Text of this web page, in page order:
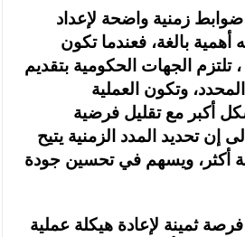
زمنية واضحة لإعداد
أهمية بالغة، فعندما تكون
، تلتزم الجهات الحكومية بتقديم
وتكون العملية
أكبر مع تقليل فرضية
إن تحديد المدد الزمنية يتيح
أكثر، ويسهم في تحسين جودة
فرصة ثمينة لإعادة هيكلة عملية